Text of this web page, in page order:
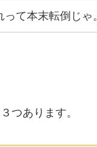
って本末転倒じゃ
つあります。